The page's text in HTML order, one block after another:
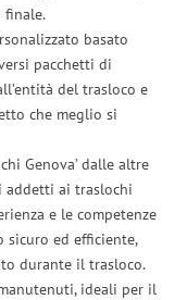
finale.
basato
pacchetti di
del trasloco e
che meglio si
Genova’ dalle altre
addetti ai traslochi
e le competenze
sicuro ed efficiente,
durante il trasloco.
ideali per il